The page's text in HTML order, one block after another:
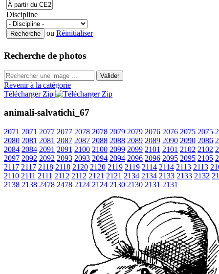
Discipline
ou Réinitialiser
Recherche de photos
Valider
Revenir à la catégorie
Télécharger Zip
animali-salvatichi_67
2071 2071 2077 2077 2078 2078 2079 2079 2076 2076 2075 2075
2080 2081 2081 2087 2087 2088 2088 2089 2089 2090 2090 2086
2084 2084 2091 2091 2100 2100 2099 2099 2101 2101 2102 2102
2097 2092 2092 2093 2093 2094 2094 2096 2096 2095 2095 2105
2117 2117 2118 2118 2120 2120 2119 2119 2114 2114 2113 2113
2110 2111 2111 2112 2112 2121 2121 2134 2134 2133 2133 2132
2138 2138 2478 2478 2124 2124 2130 2130 2131 2131